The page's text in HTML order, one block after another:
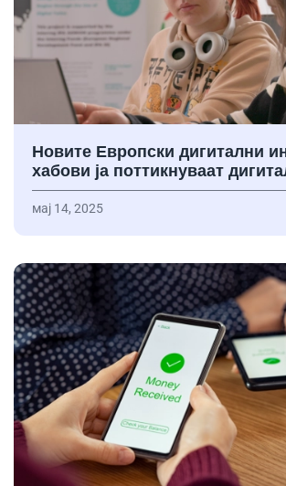
Новите Европски дигитални
хабови ја поттикнуваат
мај 14, 2025